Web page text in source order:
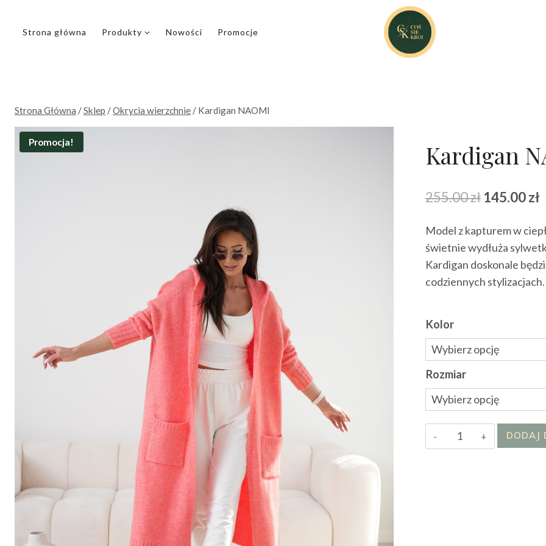
Strona główna Produkty Nowości Promocje
Strona Główna /Sklep /Okrycia wierzchnie / Kardigan NAOMI
Promocja! Kardigan
255.00zł Pierwotna
wynosiła:
255.00 zł.
145.00zł
Model z kapturem w
świetnie wydłuża
Kardigan doskonale
codziennych stylizacjach.
Kolor
Rozmiar
ilość
Kardigan
DODAJ